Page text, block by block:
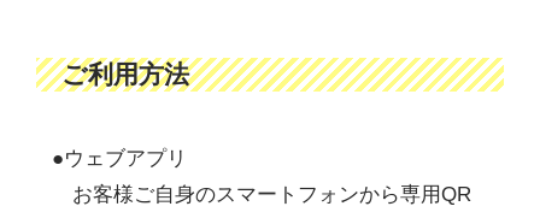
ご利用方法
●ウェブアプリ
お客様ご自身のスマートフォンから専用QR